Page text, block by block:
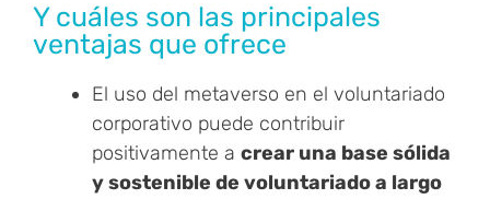
Y cuáles son las principales
ventajas que ofrece
El uso del metaverso en el voluntariado
corporativo puede contribuir
positivamente a crear una base sólida
y sostenible de voluntariado a largo